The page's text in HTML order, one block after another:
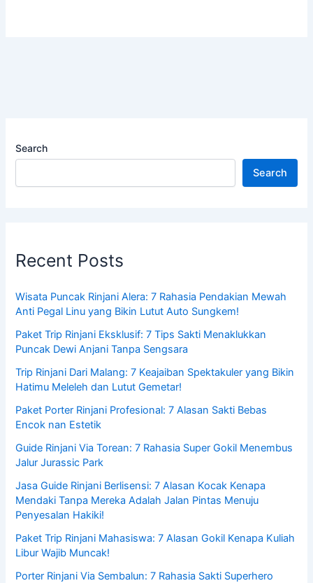
Search
Search
Recent Posts
Wisata Puncak Rinjani Alera: 7 Rahasia Pendakian Mewah
Anti Pegal Linu yang Bikin Lutut Auto Sungkem!
Paket Trip Rinjani Eksklusif: 7 Tips Sakti Menaklukkan
Puncak Dewi Anjani Tanpa Sengsara
Trip Rinjani Dari Malang: 7 Keajaiban Spektakuler yang Bikin
Hatimu Meleleh dan Lutut Gemetar!
Paket Porter Rinjani Profesional: 7 Alasan Sakti Bebas
Encok nan Estetik
Guide Rinjani Via Torean: 7 Rahasia Super Gokil Menembus
Jalur Jurassic Park
Jasa Guide Rinjani Berlisensi: 7 Alasan Kocak Kenapa
Mendaki Tanpa Mereka Adalah Jalan Pintas Menuju
Penyesalan Hakiki!
Paket Trip Rinjani Mahasiswa: 7 Alasan Gokil Kenapa Kuliah
Libur Wajib Muncak!
Porter Rinjani Via Sembalun: 7 Rahasia Sakti Superhero